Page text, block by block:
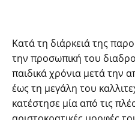
Κατά τη διάρκειά της
την προσωπική του
παιδικά χρόνια μετά την
έως τη μεγάλη του
κατέστησε μία από τις